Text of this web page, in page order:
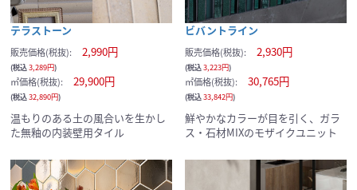
テラストーン
販売価格(税抜): 2,990円
(税込3,289円)
㎡価格(税抜): 29,900円
(税込32,890円)
温もりのある土の風合いを生かし
た無釉の内装壁用タイル
ビバントライン
販売価格(税抜): 2,930円
(税込3,223円)
㎡価格(税抜): 30,765円
(税込33,842円)
鮮やかなカラーが目を引く、ガラ
ス・石材MIXのモザイクユニット